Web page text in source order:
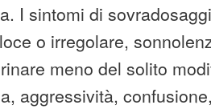
I sintomi di
o irregolare,
meno del solito
aggressività,